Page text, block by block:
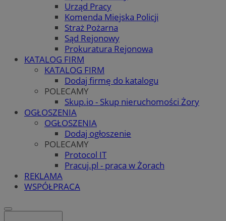
Urząd Pracy
Komenda Miejska Policji
Straż Pożarna
Sąd Rejonowy
Prokuratura Rejonowa
KATALOG FIRM
KATALOG FIRM
Dodaj firmę do katalogu
POLECAMY
Skup.io - Skup nieruchomości Żory
OGŁOSZENIA
OGŁOSZENIA
Dodaj ogłoszenie
POLECAMY
Protocol IT
Pracuj.pl - praca w Żorach
REKLAMA
WSPÓŁPRACA